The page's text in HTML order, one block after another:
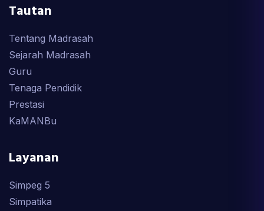
Tautan
Tentang Madrasah
Sejarah Madrasah
Guru
Tenaga Pendidik
Prestasi
KaMANBu
Layanan
Simpeg 5
Simpatika